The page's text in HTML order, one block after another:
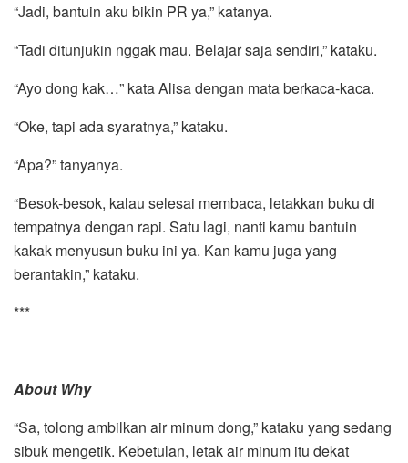
“Jadi, bantuin aku bikin PR ya,” katanya.
“Tadi ditunjukin nggak mau. Belajar saja sendiri,” kataku.
“Ayo dong kak…” kata Alisa dengan mata berkaca-kaca.
“Oke, tapi ada syaratnya,” kataku.
“Apa?” tanyanya.
“Besok-besok, kalau selesai membaca, letakkan buku di
tempatnya dengan rapi. Satu lagi, nanti kamu bantuin
kakak menyusun buku ini ya. Kan kamu juga yang
berantakin,” kataku.
***
About Why
“Sa, tolong ambilkan air minum dong,” kataku yang sedang
sibuk mengetik. Kebetulan, letak air minum itu dekat